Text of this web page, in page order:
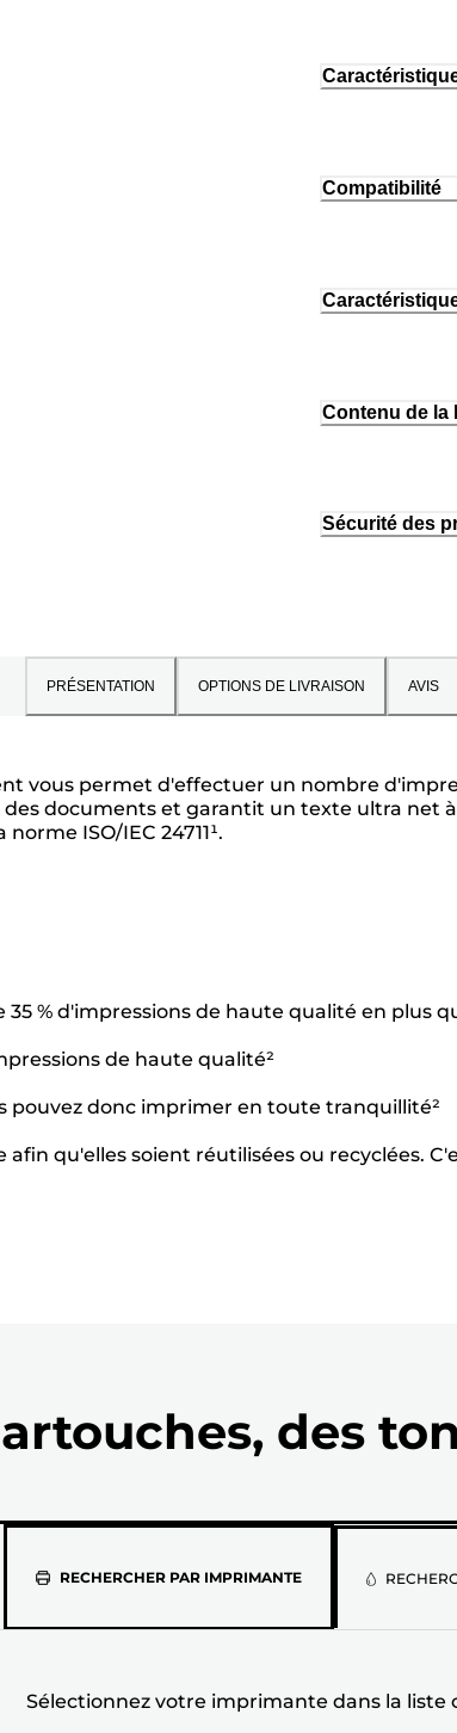
Compatibilité
Contenu de la
Sécurité des
PRÉSENTATION OPTIONS DE LIVRAISON AVIS
vous permet d'effectuer un nombre
documents et garantit un texte ultra net
ISO/IEC 24711¹.
% d'impressions de haute qualité en plus
de haute qualité²
pouvez donc imprimer en toute tranquillité²
qu'elles soient réutilisées ou recyclées.
des
RECHERCHER PAR IMPRIMANTE
votre
Sélectionnez votre imprimante dans la liste